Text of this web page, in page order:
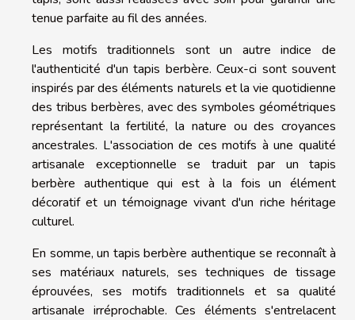
tenue parfaite au fil des années.
Les motifs traditionnels sont un autre indice de
l'authenticité d'un tapis berbère. Ceux-ci sont souvent
inspirés par des éléments naturels et la vie quotidienne
des tribus berbères, avec des symboles géométriques
représentant la fertilité, la nature ou des croyances
ancestrales. L'association de ces motifs à une qualité
artisanale exceptionnelle se traduit par un tapis
berbère authentique qui est à la fois un élément
décoratif et un témoignage vivant d'un riche héritage
culturel.
En somme, un tapis berbère authentique se reconnaît à
ses matériaux naturels, ses techniques de tissage
éprouvées, ses motifs traditionnels et sa qualité
artisanale irréprochable. Ces éléments s'entrelacent